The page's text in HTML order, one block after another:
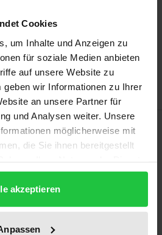
Cookies
um Inhalte und Anzeigen zu
für soziale Medien anbieten
auf unsere Website zu
geben wir Informationen zu Ihrer
an unsere Partner für
und Analysen weiter. Unsere
möglicherweise mit
die Sie ihnen bereitgestellt
akzeptieren
Add to Cart
§ 62 Abs. 1 EnWG vor. Sie
Wettbewerbsentwicklung
im Strom- und Gassektor